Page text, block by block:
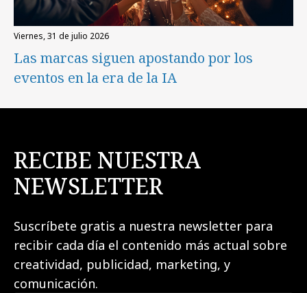
viernes, 31 de julio 2026
Las marcas siguen apostando por los
eventos en la era de la IA
RECIBE NUESTRA
NEWSLETTER
Suscríbete gratis a nuestra newsletter para
recibir cada día el contenido más actual sobre
creatividad, publicidad, marketing, y
comunicación.